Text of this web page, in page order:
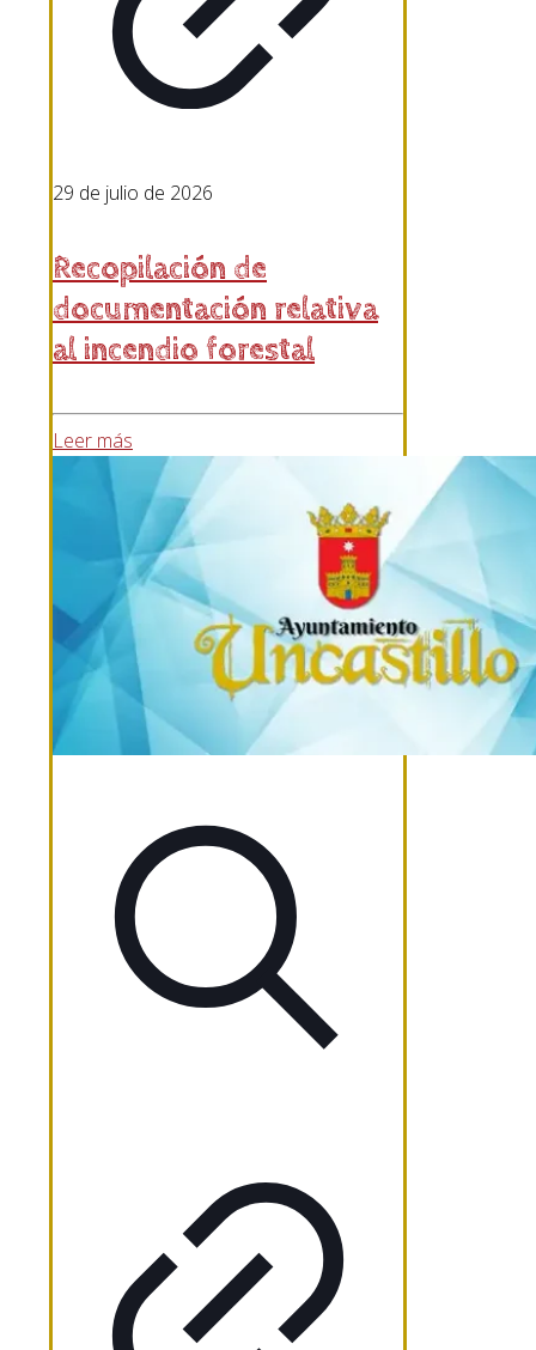
29 de julio de 2026
Recopilación de
documentación relativa
al incendio forestal
Leer más